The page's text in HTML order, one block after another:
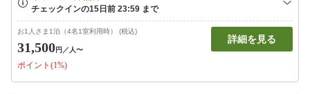
お1人さま1泊（4名1室利用時） (税込)
31,500円 ／人〜
ポイント(1%)
詳細を見る